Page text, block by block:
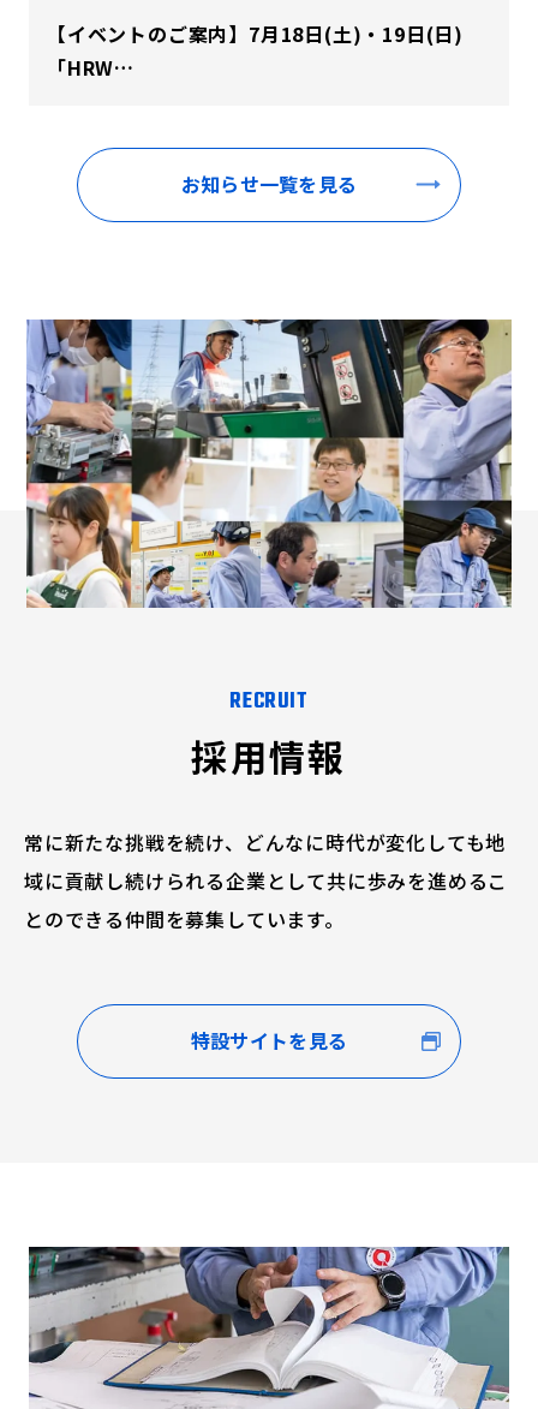
【イベントのご案内】7月18日(土)・19日(日)
「HRW…
お知らせ一覧を見る
RECRUIT
採用情報
常に新たな挑戦を続け、どんなに時代が変化しても地
域に貢献し続けられる企業として共に歩みを進めるこ
とのできる仲間を募集しています。
特設サイトを見る